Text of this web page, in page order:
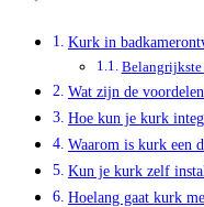
Kurk in
Belangrijkste
Wat zijn de
Hoe kun je kurk
Waarom is kurk een
Kun je kurk zelf
Hoelang gaat kurk